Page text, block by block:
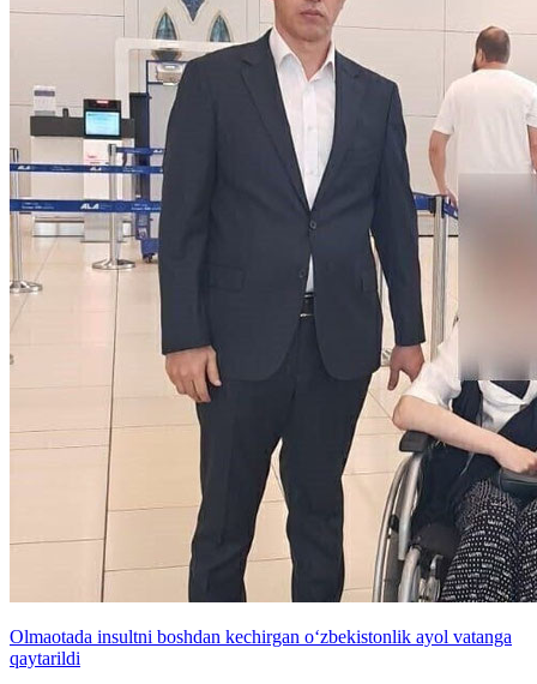
Olmaotada insultni boshdan kechirgan o‘zbekistonlik ayol vatanga
qaytarildi